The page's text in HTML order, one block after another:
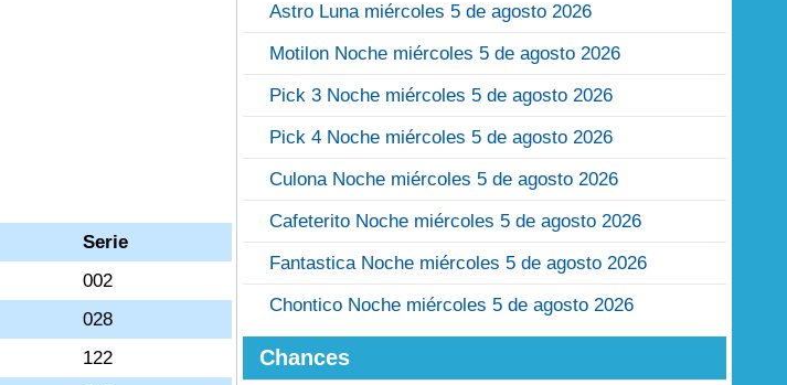
Serie
002
028
122
Astro Luna miércoles 5 de agosto 2026
Motilon Noche miércoles 5 de agosto 2026
Pick 3 Noche miércoles 5 de agosto 2026
Pick 4 Noche miércoles 5 de agosto 2026
Culona Noche miércoles 5 de agosto 2026
Cafeterito Noche miércoles 5 de agosto 2026
Fantastica Noche miércoles 5 de agosto 2026
Chontico Noche miércoles 5 de agosto 2026
Chances